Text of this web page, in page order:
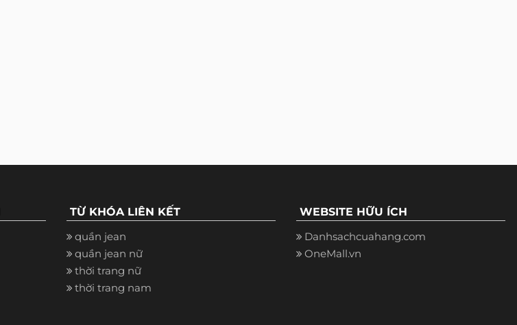
TỪ KHÓA LIÊN KẾT
quần jean
quần jean nữ
thời trang nữ
thời trang nam
WEBSITE HỮU ÍCH
Danhsachcuahang.com
OneMall.vn